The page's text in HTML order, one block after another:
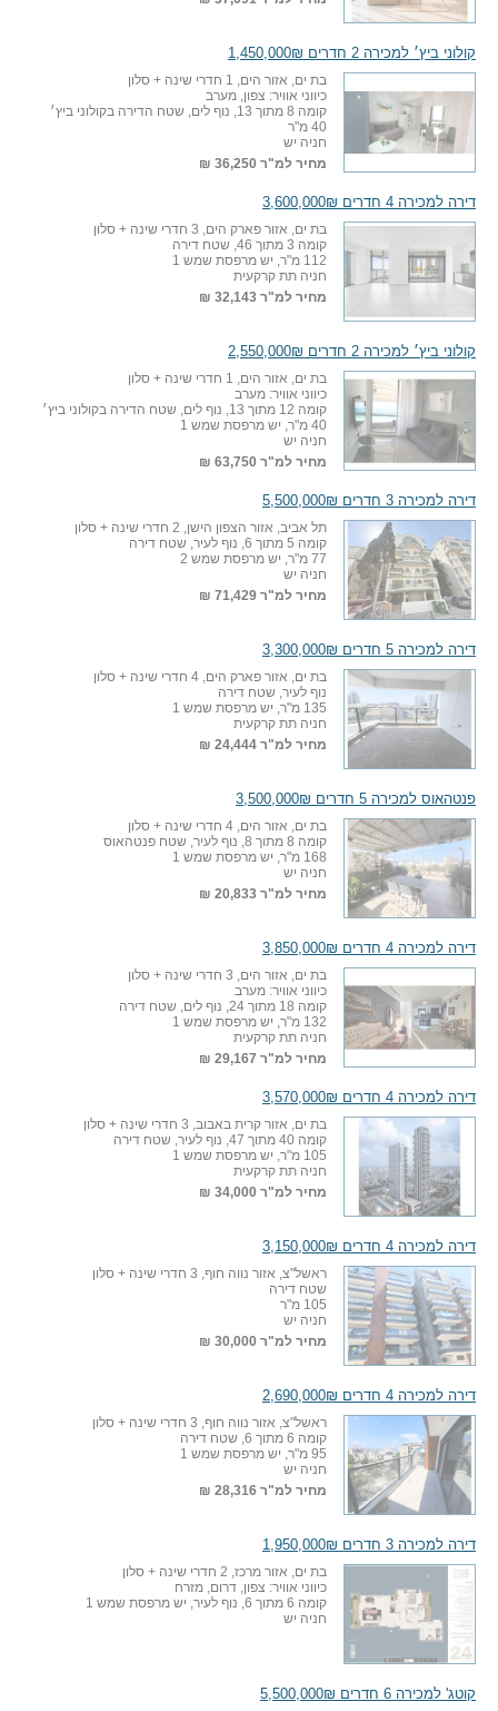
קולוני ביץ׳ למכירה 2 חדרים 1,450,000₪
בת ים, אזור הים, 1 חדרי שינה + סלון
כיווני אוויר: צפון, מערב
קומה 8 מתוך 13, נוף לים, שטח הדירה בקולוני ביץ׳
40 מ"ר
חניה יש
מחיר למ"ר 36,250 ₪
דירה למכירה 4 חדרים 3,600,000₪
בת ים, אזור פארק הים, 3 חדרי שינה + סלון
קומה 3 מתוך 46, שטח דירה
112 מ"ר, יש מרפסת שמש 1
חניה תת קרקעית
מחיר למ"ר 32,143 ₪
קולוני ביץ׳ למכירה 2 חדרים 2,550,000₪
בת ים, אזור הים, 1 חדרי שינה + סלון
כיווני אוויר: מערב
קומה 12 מתוך 13, נוף לים, שטח הדירה בקולוני ביץ׳
40 מ"ר, יש מרפסת שמש 1
חניה יש
מחיר למ"ר 63,750 ₪
דירה למכירה 3 חדרים 5,500,000₪
תל אביב, אזור הצפון הישן, 2 חדרי שינה + סלון
קומה 5 מתוך 6, נוף לעיר, שטח דירה
77 מ"ר, יש מרפסת שמש 2
חניה יש
מחיר למ"ר 71,429 ₪
דירה למכירה 5 חדרים 3,300,000₪
בת ים, אזור פארק הים, 4 חדרי שינה + סלון
נוף לעיר, שטח דירה
135 מ"ר, יש מרפסת שמש 1
חניה תת קרקעית
מחיר למ"ר 24,444 ₪
פנטהאוס למכירה 5 חדרים 3,500,000₪
בת ים, אזור הים, 4 חדרי שינה + סלון
קומה 8 מתוך 8, נוף לעיר, שטח פנטהאוס
168 מ"ר, יש מרפסת שמש 1
חניה יש
מחיר למ"ר 20,833 ₪
דירה למכירה 4 חדרים 3,850,000₪
בת ים, אזור הים, 3 חדרי שינה + סלון
כיווני אוויר: מערב
קומה 18 מתוך 24, נוף לים, שטח דירה
132 מ"ר, יש מרפסת שמש 1
חניה תת קרקעית
מחיר למ"ר 29,167 ₪
דירה למכירה 4 חדרים 3,570,000₪
בת ים, אזור קרית באבוב, 3 חדרי שינה + סלון
קומה 40 מתוך 47, נוף לעיר, שטח דירה
105 מ"ר, יש מרפסת שמש 1
חניה תת קרקעית
מחיר למ"ר 34,000 ₪
דירה למכירה 4 חדרים 3,150,000₪
ראשל"צ, אזור נווה חוף, 3 חדרי שינה + סלון
שטח דירה
105 מ"ר
חניה יש
מחיר למ"ר 30,000 ₪
דירה למכירה 4 חדרים 2,690,000₪
ראשל"צ, אזור נווה חוף, 3 חדרי שינה + סלון
קומה 6 מתוך 6, שטח דירה
95 מ"ר, יש מרפסת שמש 1
חניה יש
מחיר למ"ר 28,316 ₪
דירה למכירה 3 חדרים 1,950,000₪
בת ים, אזור מרכז, 2 חדרי שינה + סלון
כיווני אוויר: צפון, דרום, מזרח
קומה 6 מתוך 6, נוף לעיר, יש מרפסת שמש 1
חניה יש
קוטג' למכירה 6 חדרים 5,500,000₪